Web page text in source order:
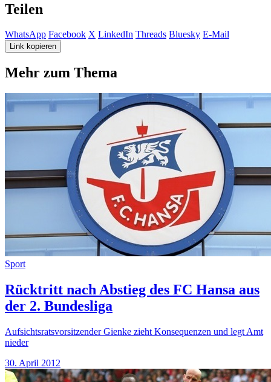
Teilen
WhatsApp Facebook X LinkedIn Threads Bluesky E-Mail
Link kopieren
Mehr zum Thema
Sport
Rücktritt nach Abstieg des FC Hansa aus
der 2. Bundesliga
Aufsichtsratsvorsitzender Gienke zieht Konsequenzen und legt Amt
nieder
30. April 2012